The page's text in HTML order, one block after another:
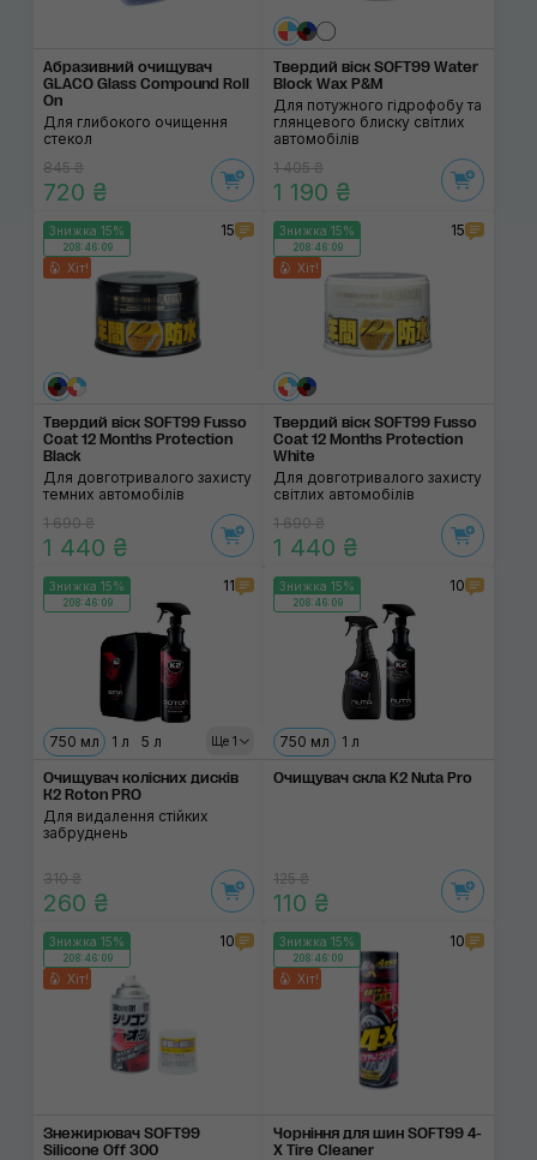
Абразивний очищувач
GLACO Glass Compound Roll
On
Для глибокого очищення
стекол
845 ₴
720 ₴
Твердий віск SOFT99 Water
Block Wax P&M
Для потужного гідрофобу та
глянцевого блиску світлих
автомобілів
1 405 ₴
1 190 ₴
Знижка 15%
208:46:08
Хіт!
15
Твердий віск SOFT99 Fusso
Coat 12 Months Protection
Black
Для довготривалого захисту
темних автомобілів
1 690 ₴
1 440 ₴
Знижка 15%
208:46:08
Хіт!
15
Твердий віск SOFT99 Fusso
Coat 12 Months Protection
White
Для довготривалого захисту
світлих автомобілів
1 690 ₴
1 440 ₴
Знижка 15%
208:46:08
11
Ще 1
750 мл 1 л 5 л
Очищувач колісних дисків
К2 Roton PRO
Для видалення стійких
забруднень
310 ₴
260 ₴
Знижка 15%
208:46:08
10
750 мл 1 л
Очищувач скла K2 Nuta Pro
125 ₴
110 ₴
Знижка 15%
208:46:08
Хіт!
10
Знежирювач SOFT99
Silicone Off 300
Знижка 15%
208:46:08
Хіт!
10
Чорніння для шин SOFT99 4-
X Tire Cleaner